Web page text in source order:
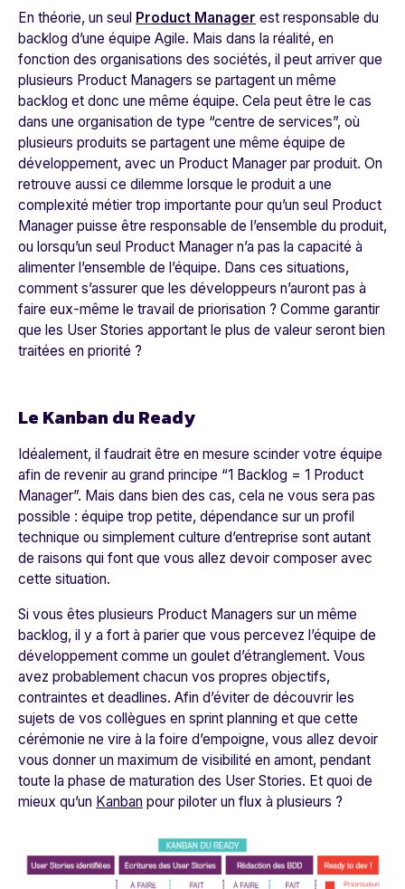
En théorie, un seul Product Manager est responsable du
backlog d’une équipe Agile. Mais dans la réalité, en
fonction des organisations des sociétés, il peut arriver que
plusieurs Product Managers se partagent un même
backlog et donc une même équipe. Cela peut être le cas
dans une organisation de type “centre de services”, où
plusieurs produits se partagent une même équipe de
développement, avec un Product Manager par produit. On
retrouve aussi ce dilemme lorsque le produit a une
complexité métier trop importante pour qu’un seul Product
Manager puisse être responsable de l’ensemble du produit,
ou lorsqu’un seul Product Manager n’a pas la capacité à
alimenter l’ensemble de l’équipe. Dans ces situations,
comment s’assurer que les développeurs n’auront pas à
faire eux-même le travail de priorisation ? Comme garantir
que les User Stories apportant le plus de valeur seront bien
traitées en priorité ?
Le Kanban du Ready
Idéalement, il faudrait être en mesure scinder votre équipe
afin de revenir au grand principe “1 Backlog = 1 Product
Manager”. Mais dans bien des cas, cela ne vous sera pas
possible : équipe trop petite, dépendance sur un profil
technique ou simplement culture d’entreprise sont autant
de raisons qui font que vous allez devoir composer avec
cette situation.
Si vous êtes plusieurs Product Managers sur un même
backlog, il y a fort à parier que vous percevez l’équipe de
développement comme un goulet d’étranglement. Vous
avez probablement chacun vos propres objectifs,
contraintes et deadlines. Afin d’éviter de découvrir les
sujets de vos collègues en sprint planning et que cette
cérémonie ne vire à la foire d’empoigne, vous allez devoir
vous donner un maximum de visibilité en amont, pendant
toute la phase de maturation des User Stories. Et quoi de
mieux qu’un Kanban pour piloter un flux à plusieurs ?